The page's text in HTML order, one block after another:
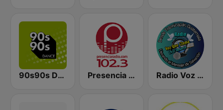
90s90s Dance Presencia Radio Radio Voz que Clama en el Desierto